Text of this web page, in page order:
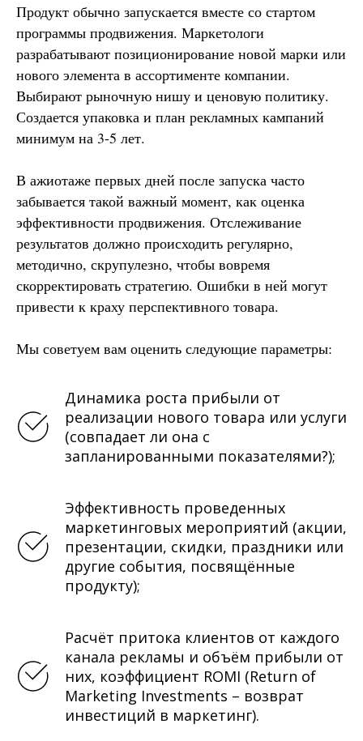
Продукт обычно запускается вместе со стартом
программы продвижения. Маркетологи
разрабатывают позиционирование новой марки или
нового элемента в ассортименте компании.
Выбирают рыночную нишу и ценовую политику.
Создается упаковка и план рекламных кампаний
минимум на 3-5 лет.
В ажиотаже первых дней после запуска часто
забывается такой важный момент, как оценка
эффективности продвижения. Отслеживание
результатов должно происходить регулярно,
методично, скрупулезно, чтобы вовремя
скорректировать стратегию. Ошибки в ней могут
привести к краху перспективного товара.
Мы советуем вам оценить следующие параметры:
Динамика роста прибыли от
реализации нового товара или услуги
(совпадает ли она с
запланированными показателями?);
Эффективность проведенных
маркетинговых мероприятий (акции,
презентации, скидки, праздники или
другие события, посвящённые
продукту);
Расчёт притока клиентов от каждого
канала рекламы и объём прибыли от
них, коэффициент ROMI (Return of
Marketing Investments – возврат
инвестиций в маркетинг).